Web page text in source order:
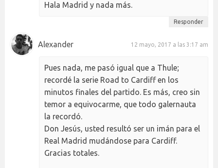
Hala Madrid y nada más.
Responder
Alexander 12 mayo, 2017 a las 3:17 am
Pues nada, me pasó igual que a Thule;
recordé la serie Road to Cardiff en los
minutos finales del partido. Es más, creo sin
temor a equivocarme, que todo galernauta
la recordó.
Don Jesús, usted resultó ser un imán para el
Real Madrid mudándose para Cardiff.
Gracias totales.